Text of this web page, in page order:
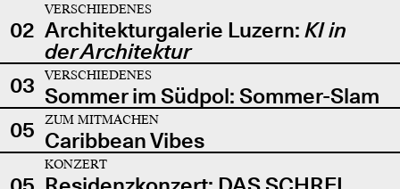
02
VERSCHIEDENES
Architekturgalerie Luzern: KI in
der Architektur
03
VERSCHIEDENES
Sommer im Südpol: Sommer-Slam
05
ZUM MITMACHEN
Caribbean Vibes
KONZERT